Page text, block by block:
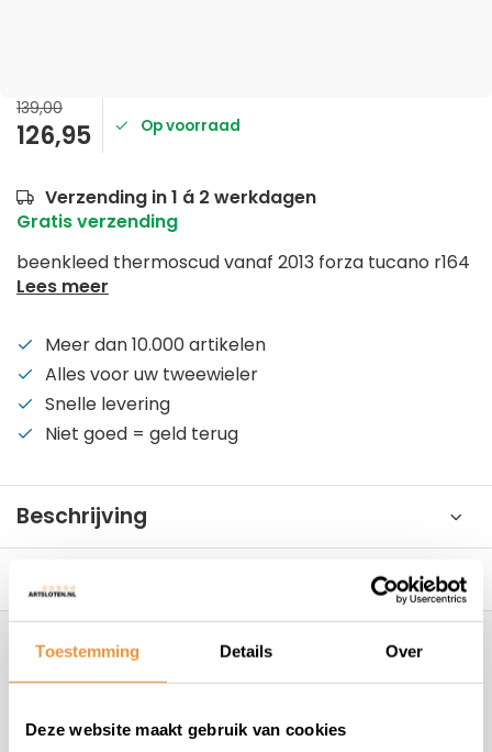
Toestemming Details Over
Deze website maakt gebruik van cookies
139,00
126,95 Op voorraad
Verzending in 1 á 2 werkdagen
Gratis verzending
beenkleed thermoscud vanaf 2013 forza tucano r164
Lees meer
Meer dan 10.000 artikelen
Alles voor uw tweewieler
Snelle levering
Niet goed = geld terug
Beschrijving
Reviews
Hoe kunnen wij je helpen?
+31 78 780 2330